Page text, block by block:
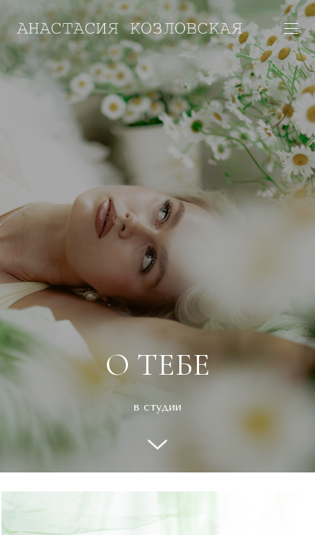
О ТЕБЕ
в студии